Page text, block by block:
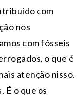
com
nos
com fósseis
o que é
atenção nisso.
É o que os